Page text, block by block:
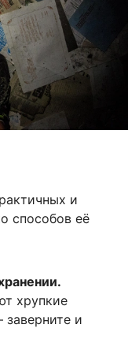
и
способов её
хрупкие
и